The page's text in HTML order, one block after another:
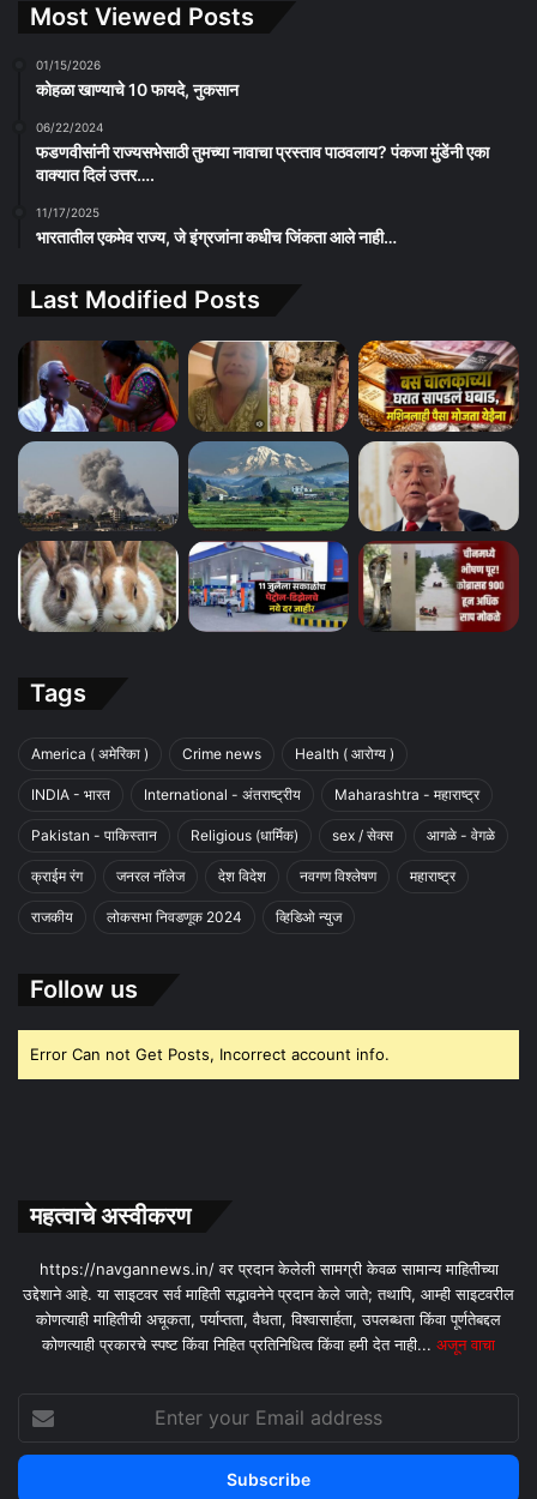
Most Viewed Posts
01/15/2026
कोहळा खाण्याचे 10 फायदे, नुकसान
06/22/2024
फडणवीसांनी राज्यसभेसाठी तुमच्या नावाचा प्रस्ताव पाठवलाय? पंकजा मुंडेंनी एका
वाक्यात दिलं उत्तर….
11/17/2025
भारतातील एकमेव राज्य, जे इंग्रजांना कधीच जिंकता आले नाही…
Last Modified Posts
Tags
America ( अमेरिका ) Crime news Health ( आरोग्य )
INDIA - भारत International - अंतराष्ट्रीय Maharashtra - महाराष्ट्र
Pakistan - पाकिस्तान Religious (धार्मिक) sex / सेक्स आगळे - वेगळे
क्राईम रंग जनरल नॉलेज देश विदेश नवगण विश्लेषण महाराष्ट्र
राजकीय लोकसभा निवडणूक 2024 व्हिडिओ न्युज
Follow us
Error Can not Get Posts, Incorrect account info.
महत्वाचे अस्वीकरण
https://navgannews.in/ वर प्रदान केलेली सामग्री केवळ सामान्य माहितीच्या
उद्देशाने आहे. या साइटवर सर्व माहिती सद्भावनेने प्रदान केले जाते; तथापि, आम्ही साइटवरील
कोणत्याही माहितीची अचूकता, पर्याप्तता, वैधता, विश्वासार्हता, उपलब्धता किंवा पूर्णतेबद्दल
कोणत्याही प्रकारचे स्पष्ट किंवा निहित प्रतिनिधित्व किंवा हमी देत ​​नाही... अजून वाचा
your
Email